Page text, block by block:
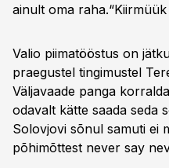
ainult oma raha.“
Valio piimatööstus on
praegustel tingimustel
Väljavaade panga
odavalt kätte saada seda
Solovjovi sõnul samuti ei
põhimõttest never say